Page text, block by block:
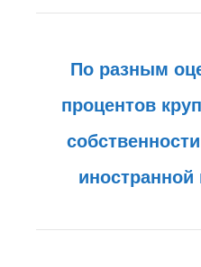
По разным
процентов